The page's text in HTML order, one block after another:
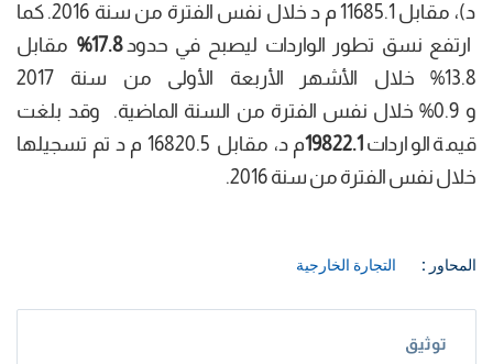
د)، مقابل 11685.1 م د خلال نفس الفترة من سنة 2016. كما
ارتفع نسق تطور الواردات ليصبح في حدود17.8
% مقابل
13.8% خلال الأشهر الأربعة الأولى من سنة 2017
و 0.9% خلال نفس الفترة من السنة الماضية. وقد بلغت
قيمة الواردات 19822.1
م د، مقابل 16820.5 م د تم تسجيلها
خلال نفس الفترة من سنة 2016.
المحاور : التجارة الخارجية
توثيق